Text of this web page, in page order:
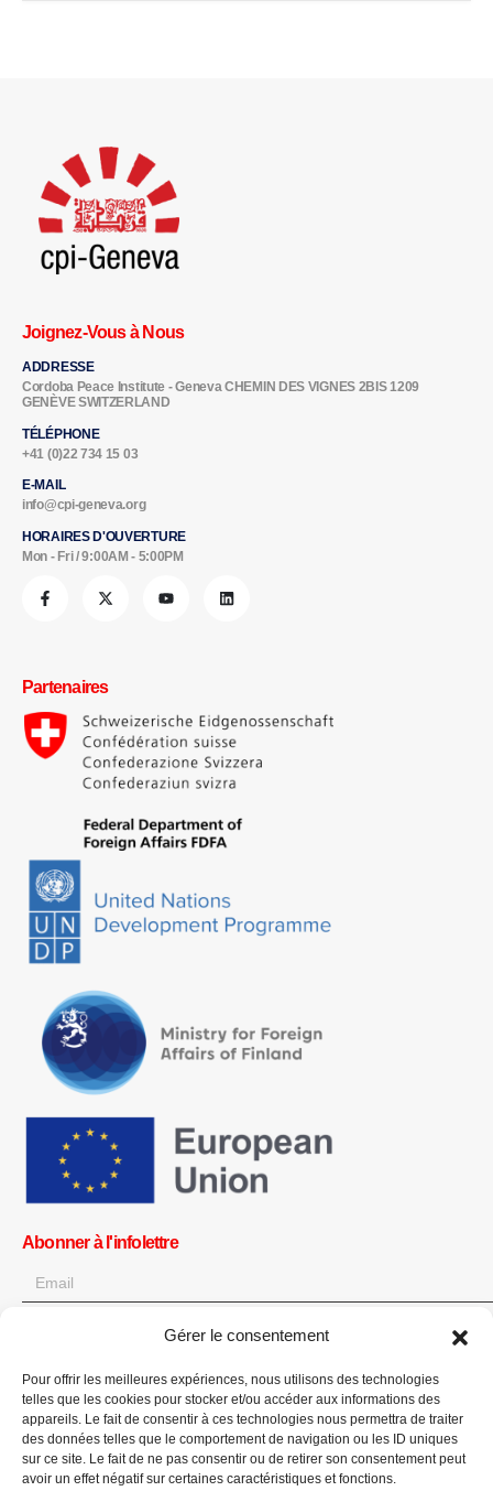
Gérer le consentement
Pour offrir les meilleures expériences, nous utilisons des technologies
telles que les cookies pour stocker et/ou accéder aux informations des
appareils. Le fait de consentir à ces technologies nous permettra de traiter
des données telles que le comportement de navigation ou les ID uniques
sur ce site. Le fait de ne pas consentir ou de retirer son consentement peut
avoir un effet négatif sur certaines caractéristiques et fonctions.
Joignez-Vous à Nous
ADDRESSE
Cordoba Peace Institute - Geneva CHEMIN DES VIGNES 2BIS 1209
GENÈVE SWITZERLAND
TÉLÉPHONE
+41 (0)22 734 15 03
E-MAIL
info@cpi-geneva.org
HORAIRES D'OUVERTURE
Mon - Fri / 9:00AM - 5:00PM
Partenaires
Abonner à l'infolettre
Obtenez toutes les dernières informations sur les actualités, les
événements et les mises à jour. Inscrivez-vous à l'infolettre.
Faites un don